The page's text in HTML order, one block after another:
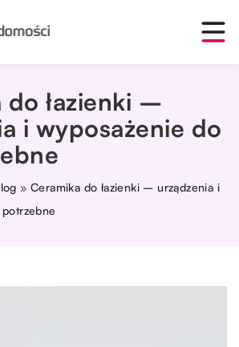
do łazienki –
i wyposażenie do
»Ceramika do łazienki – urządzenia i